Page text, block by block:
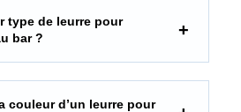
type de leurre pour
bar ?
couleur d’un leurre pour